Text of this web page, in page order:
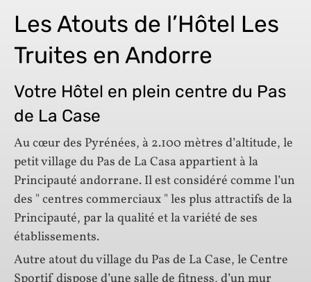
Les Atouts de l’Hôtel Les
Truites en Andorre
Votre Hôtel en plein centre du Pas
de La Case
Au cœur des Pyrénées, à 2.100 mètres d’altitude, le
petit village du Pas de La Casa appartient à la
Principauté andorrane. Il est considéré comme l’un
des " centres commerciaux " les plus attractifs de la
Principauté, par la qualité et la variété de ses
établissements.
Autre atout du village du Pas de La Case, le Centre